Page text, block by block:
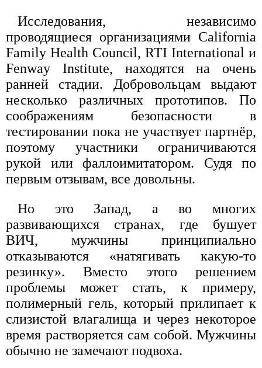
Исследования, независимо
проводящиеся организациями California
Family Health Council, RTI International и
Fenway Institute, находятся на очень
ранней стадии. Добровольцам выдают
несколько различных прототипов. По
соображениям безопасности в
тестировании пока не участвует партнёр,
поэтому участники ограничиваются
рукой или фаллоимитатором. Судя по
первым отзывам, все довольны.
Но это Запад, а во многих
развивающихся странах, где бушует
ВИЧ, мужчины принципиально
отказываются «натягивать какую-то
резинку». Вместо этого решением
проблемы может стать, к примеру,
полимерный гель, который прилипает к
слизистой влагалища и через некоторое
время растворяется сам собой. Мужчины
обычно не замечают подвоха.